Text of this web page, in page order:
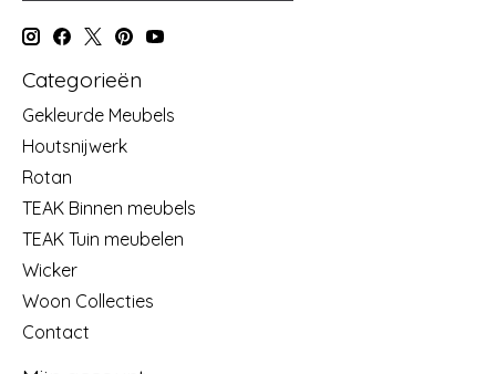
Categorieën
Gekleurde Meubels
Houtsnijwerk
Rotan
TEAK Binnen meubels
TEAK Tuin meubelen
Wicker
Woon Collecties
Contact